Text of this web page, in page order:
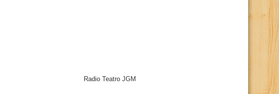
Radio Teatro JGM